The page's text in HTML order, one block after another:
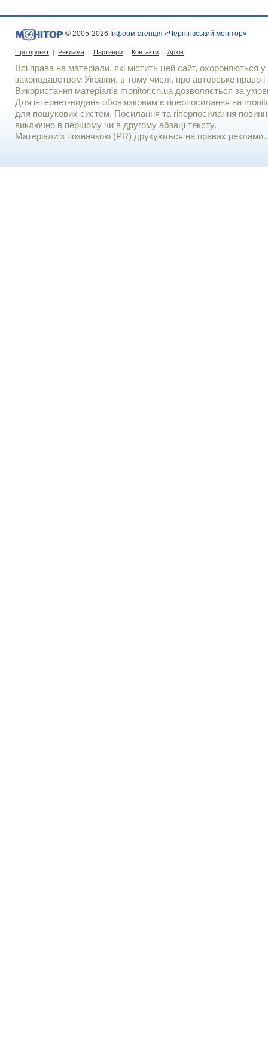
© 2005-2026 Інформ-агенція «Чернігівський монітор»
Про проект | Реклама | Партнери | Контакти | Архів
Всі права на матеріали, які містить цей сайт, охороняються у
законодавством України, в тому числі, про авторське право і
Використання матерiалiв monitor.cn.ua дозволяється за
Для iнтернет-видань обов'язковим є гiперпосилання на
для пошукових систем. Посилання та гіперпосилання
виключно в першому чи в другому абзаці тексту.
Матеріали з позначкою (PR) друкуються на правах реклами..